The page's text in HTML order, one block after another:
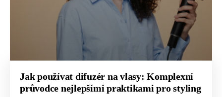
Jak používat difuzér na vlasy: Komplexní
průvodce nejlepšími praktikami pro styling